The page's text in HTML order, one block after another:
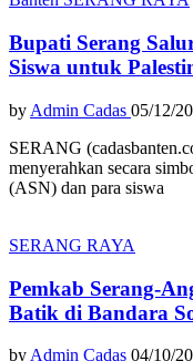
Bupati Serang
Siswa untuk
by Admin Cadas 05/12/
SERANG
menyerahkan secara
(ASN) dan para siswa
SERANG RAYA
Pemkab Serang-
Batik di Bandara
by Admin Cadas 04/10/